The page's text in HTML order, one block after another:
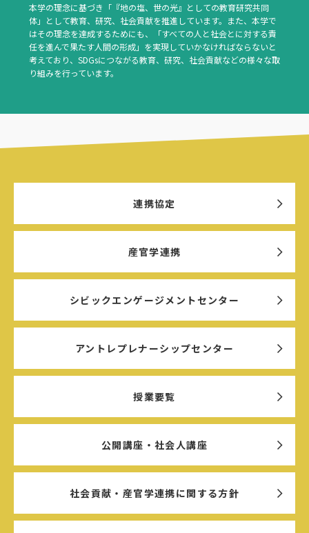
本学の理念に基づき「『地の塩、世の光』としての教育研究共同
体」として教育、研究、社会貢献を推進しています。また、本学で
はその理念を達成するためにも、「すべての人と社会とに対する責
任を進んで果たす人間の形成」を実現していかなければならないと
考えており、SDGsにつながる教育、研究、社会貢献などの様々な取
り組みを行っています。
連携協定
産官学連携
シビックエンゲージメントセンター
アントレプレナーシップセンター
授業要覧
公開講座・社会人講座
社会貢献・産官学連携に関する方針